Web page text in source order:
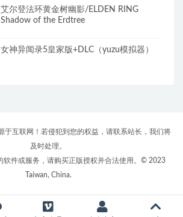
艾尔登法环黄金树幽影/ELDEN RING
Shadow of the Erdtree
女神异闻录5皇家版+DLC（yuzu模拟器）
于互联网！若侵犯到您的权益，请联系站长，我们将
及时处理。
软件或服务，请购买正版授权并合法使用。© 2023
Taiwan, China.